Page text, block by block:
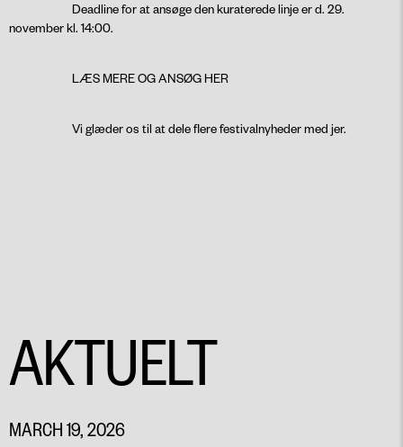
Deadline for at ansøge den kuraterede linje er d. 29.
november kl. 14:00.
LÆS MERE OG ANSØG HER
Vi glæder os til at dele flere festivalnyheder med jer.
AKTUELT
MARCH 19, 2026